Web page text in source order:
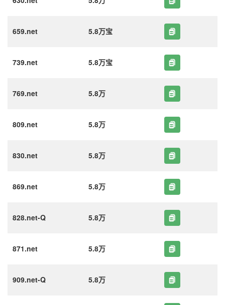
659.net 5.8万宝
739.net 5.8万宝
769.net 5.8万
809.net 5.8万
830.net 5.8万
869.net 5.8万
828.net-Q 5.8万
871.net 5.8万
909.net-Q 5.8万